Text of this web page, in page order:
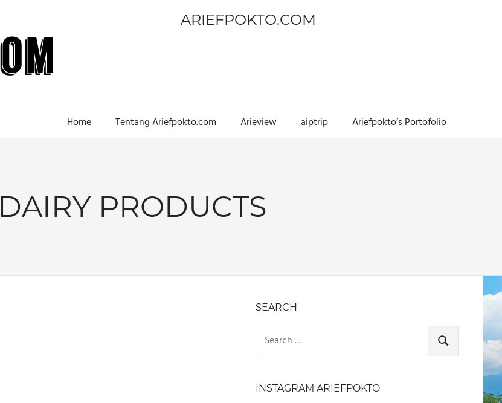
ARIEFPOKTO.COM
Home Tentang Ariefpokto.com Arieview aiptrip Ariefpokto’s Portofolio
DAIRY PRODUCTS
SEARCH
Search
for:
SEARCH
INSTAGRAM ARIEFPOKTO